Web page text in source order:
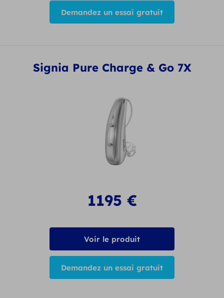
Demandez un essai gratuit
Signia Pure Charge & Go 7X
1195 €
Voir le produit
Demandez un essai gratuit